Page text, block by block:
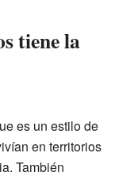
tiene la
es un estilo de
en territorios
También